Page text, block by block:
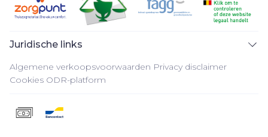
Juridische links
Algemene verkoopsvoorwaarden Privacy disclaimer
Cookies ODR-platform